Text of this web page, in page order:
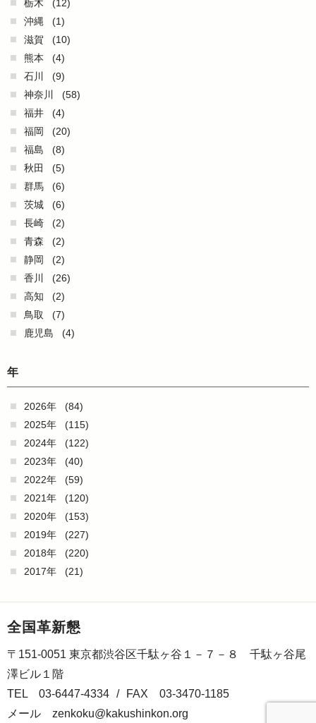
栃木
(12)
沖縄
(1)
滋賀
(10)
熊本
(4)
石川
(9)
神奈川
(58)
福井
(4)
福岡
(20)
福島
(8)
秋田
(5)
群馬
(6)
茨城
(6)
長崎
(2)
青森
(2)
静岡
(2)
香川
(26)
高知
(2)
鳥取
(7)
鹿児島
(4)
年
2026年
(84)
2025年
(115)
2024年
(122)
2023年
(40)
2022年
(59)
2021年
(120)
2020年
(153)
2019年
(227)
2018年
(220)
2017年
(21)
全国革新懇
〒151-0051 東京都渋谷区千駄ヶ谷１－７－８ 千駄ヶ谷尾
澤ビル１階
TEL 03-6447-4334 /
FAX 03-3470-1185
メール zenkoku@kakushinkon.org